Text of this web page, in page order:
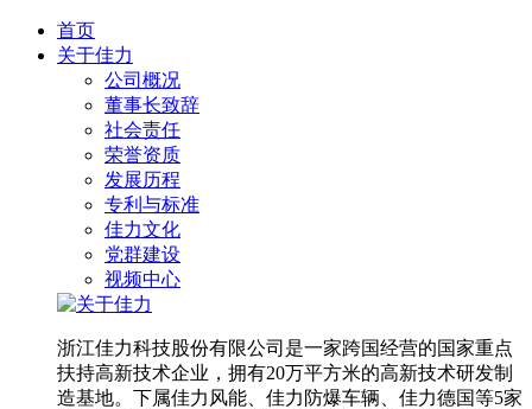
首页
关于佳力
公司概况
董事长致辞
社会责任
荣誉资质
发展历程
专利与标准
佳力文化
党群建设
视频中心
浙江佳力科技股份有限公司是一家跨国经营的国家重点
扶持高新技术企业，拥有20万平方米的高新技术研发制
造基地。下属佳力风能、佳力防爆车辆、佳力德国等5家